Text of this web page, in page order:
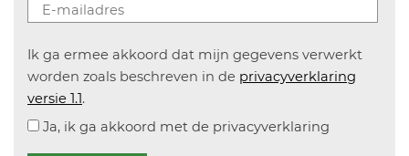
Ik ga ermee akkoord dat mijn gegevens verwerkt
worden zoals beschreven in de privacyverklaring
versie 1.1.
Ja, ik ga akkoord met de privacyverklaring